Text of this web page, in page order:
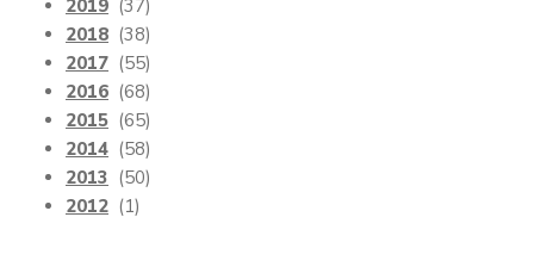
2019 (37)
2018 (38)
2017 (55)
2016 (68)
2015 (65)
2014 (58)
2013 (50)
2012 (1)